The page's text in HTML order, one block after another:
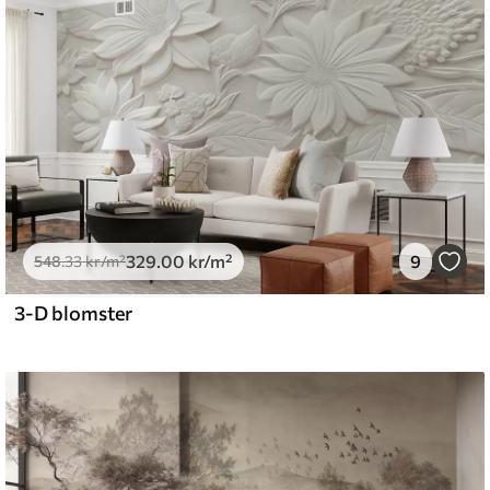
.00399.00 /m²
and Stick
.00555.00kr/m²
548.33kr/m²329 .00 kr/m² 9
3-D blomster